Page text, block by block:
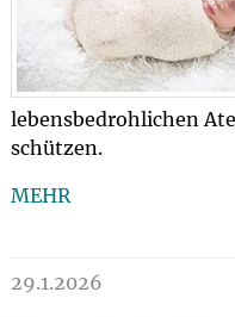
lebensbedrohlichen
schützen.
MEHR
29.1.2026